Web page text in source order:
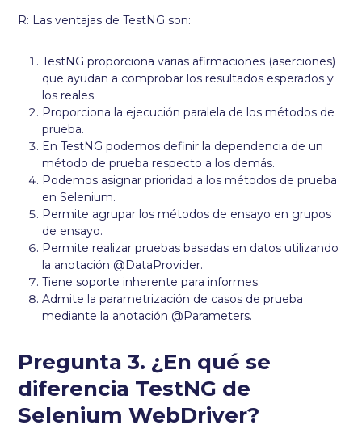
R: Las ventajas de TestNG son:
TestNG proporciona varias afirmaciones (aserciones)
que ayudan a comprobar los resultados esperados y
los reales.
Proporciona la ejecución paralela de los métodos de
prueba.
En TestNG podemos definir la dependencia de un
método de prueba respecto a los demás.
Podemos asignar prioridad a los métodos de prueba
en Selenium.
Permite agrupar los métodos de ensayo en grupos
de ensayo.
Permite realizar pruebas basadas en datos utilizando
la anotación @DataProvider.
Tiene soporte inherente para informes.
Admite la parametrización de casos de prueba
mediante la anotación @Parameters.
Pregunta 3. ¿En qué se
diferencia TestNG de
Selenium WebDriver?